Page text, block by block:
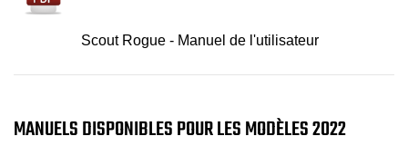
Scout Rogue - Manuel de l'utilisateur
MANUELS DISPONIBLES POUR LES MODÈLES 2022